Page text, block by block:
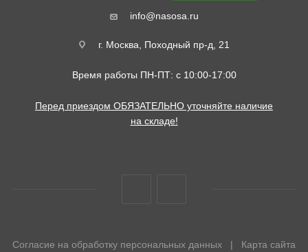
info@nasosa.ru
г. Москва, Походный пр-д, 21
Время работы ПН-ПТ: с 10:00-17:00
Перед приездом ОБЯЗАТЕЛЬНО уточняйте наличие
на складе!
Согласие на обработку персональных данных | Карта сайта